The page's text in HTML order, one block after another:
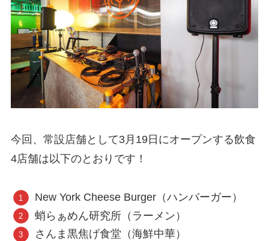
今回、常設店舗として3月19日にオープンする飲食
4店舗は以下のとおりです！
New York Cheese Burger（ハンバーガー）
蛸らぁめん研究所（ラーメン）
さんま黒焦げ食堂（海鮮中華）